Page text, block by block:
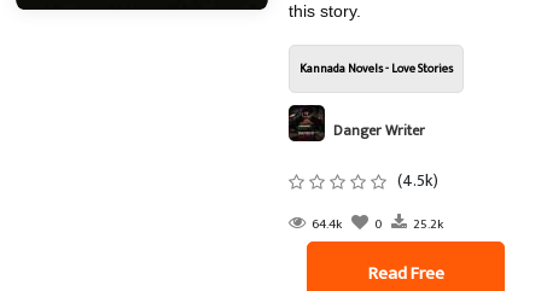
this story.
Kannada Novels - Love Stories
Danger Writer
(4.5k)
64.4k 0 25.2k
Read Free